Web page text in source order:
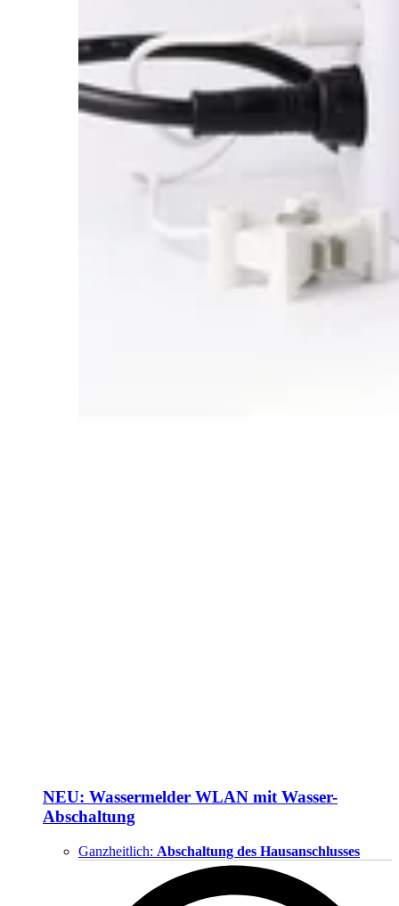
NEU: Wassermelder WLAN mit Wasser-
Abschaltung
Ganzheitlich: Abschaltung des Hausanschlusses